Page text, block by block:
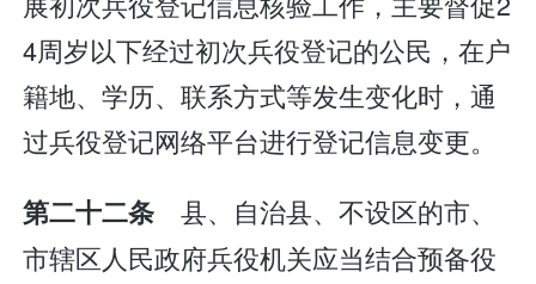
4周岁以下经过初次兵役登记的公民，在户
籍地、学历、联系方式等发生变化时，通
过兵役登记网络平台进行登记信息变更。
第二十二条 县、自治县、不设区的市、
市辖区人民政府兵役机关应当结合预备役